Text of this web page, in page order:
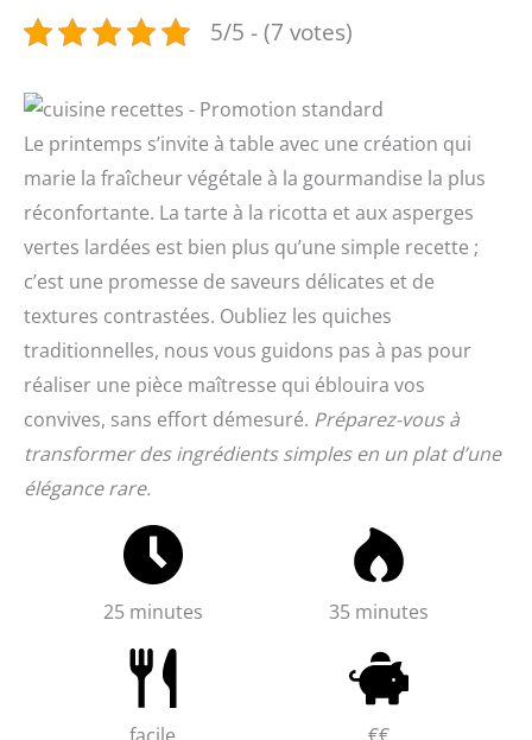
5/5 - (7 votes)
Le printemps s’invite à table avec une création qui
marie la fraîcheur végétale à la gourmandise la plus
réconfortante. La tarte à la ricotta et aux asperges
vertes lardées est bien plus qu’une simple recette ;
c’est une promesse de saveurs délicates et de
textures contrastées. Oubliez les quiches
traditionnelles, nous vous guidons pas à pas pour
réaliser une pièce maîtresse qui éblouira vos
convives, sans effort démesuré. Préparez-vous à
transformer des ingrédients simples en un plat d’une
élégance rare.
25 minutes 35 minutes
facile €€